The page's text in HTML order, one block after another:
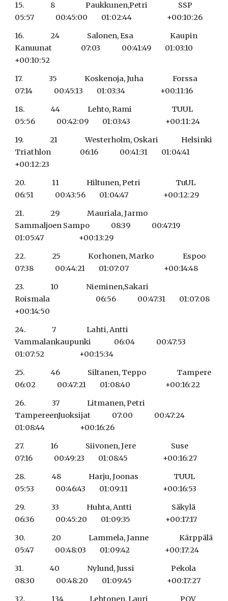
15.                 8                    Paukkunen,Petri                    SSP
05:57              00:45:00         01:02:44                       +00:10:26
16.                 24                  Salonen, Esa                        Kaupin
Kanuunat                   07:03              00:41:49         01:03:10
+00:10:52
17.                 35                  Koskenoja, Juha                   Forssa
07:14              00:45:13         01:03:34                       +00:11:16
18.                 44                  Lehto, Rami                          TUUL
05:56              00:42:09         01:03:43                       +00:11:24
19.                 21                  Westerholm, Oskari               Helsinki
Triathlon                   06:16              00:41:31         01:04:41
+00:12:23
20.                 11                  Hiltunen, Petri                       TuUL
06:51              00:43:56         01:04:47                       +00:12:29
21.                 29                  Mauriala, Jarmo
Sammaljoen Sampo              08:39              00:47:19
01:05:47                       +00:13:29
22.                 25                  Korhonen, Marko                   Espoo
07:38              00:44:21         01:07:07                       +00:14:48
23.                 10                  Nieminen,Sakari
Roismala                              06:56              00:47:31         01:07:08
+00:14:50
24.                 7                    Lahti, Antti
Vammalankaupunki               06:04              00:47:53
01:07:52                       +00:15:34
25.                 46                  Siltanen, Teppo                    Tampere
06:02              00:47:21         01:08:40                       +00:16:22
26.                 37                  Litmanen, Petri
TampereenJuoksijat              07:00              00:47:24
01:08:44                       +00:16:26
27.                 16                  Siivonen, Jere                       Suse
07:16              00:49:23         01:08:45                       +00:16:27
28.                 48                  Harju, Joonas                       TUUL
05:53              00:46:43         01:09:11                       +00:16:53
29.                 33                  Huhta, Antti                          Säkylä
06:36              00:45:20         01:09:35                       +00:17:17
30.                 20                  Lammela, Janne                    Kärppälä
05:47              00:48:03         01:09:42                       +00:17:24
31.                 40                  Nylund, Jussi                        Pekola
08:30              00:48:20         01:09:45                       +00:17:27
32.                 134                 Lehtonen, Lauri                     POV